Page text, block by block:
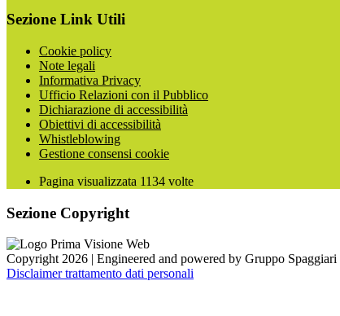
Sezione Link Utili
Cookie policy
Note legali
Informativa Privacy
Ufficio Relazioni con il Pubblico
Dichiarazione di accessibilità
Obiettivi di accessibilità
Whistleblowing
Gestione consensi cookie
Pagina visualizzata 1134 volte
Sezione Copyright
Copyright 2026 | Engineered and powered by Gruppo
Disclaimer trattamento dati personali